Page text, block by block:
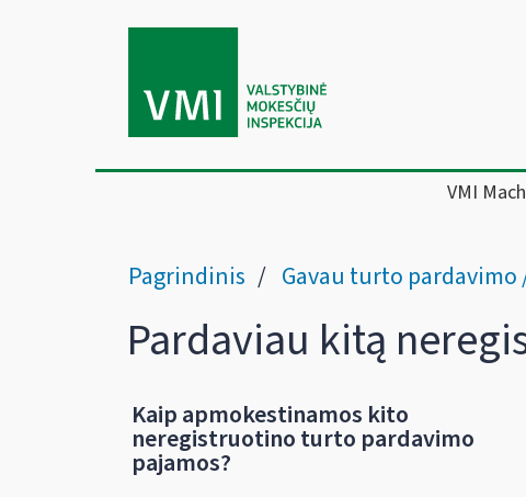
VMI
Pagrindinis Gavau turto pardavimo / nuomos
Pardaviau kitą
Kaip apmokestinamos kito
neregistruotino turto pardavimo
pajamos?